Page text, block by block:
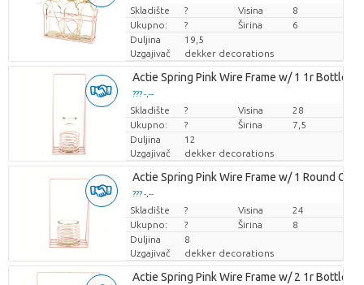
Cijena po komadu
Skladište ? Visina
8
Ukupno:
? Širina
6
Duljina
19,5
Uzgajivač
dekker decorations
Actie Spring Pink Wire Frame w/ 1 1r Bottle
??? -,--
Cijena po komadu
Skladište ? Visina
28
Ukupno:
? Širina
7,5
Duljina
12
Uzgajivač
dekker decorations
Actie Spring Pink Wire Frame w/ 1 Round
??? -,--
Cijena po komadu
Skladište ? Visina
24
Ukupno:
? Širina
8
Duljina
8
Uzgajivač
dekker decorations
Actie Spring Pink Wire Frame w/ 2 1r Bottles